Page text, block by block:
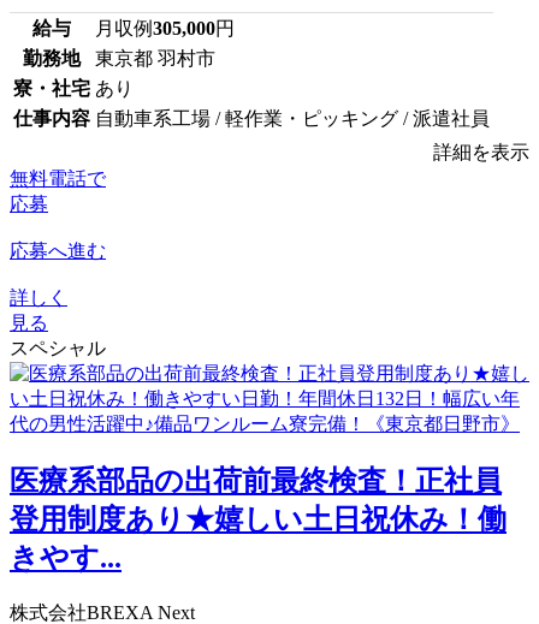
給与 月収例305,000円
勤務地
東京都 羽村市
寮・社宅 あり
仕事内容 自動車系工場 / 軽作業・ピッキング / 派遣社員
詳細を表示
無料電話で
応募
応募へ進む
詳しく
見る
スペシャル
医療系部品の出荷前最終検査！正社員
登用制度あり★嬉しい土日祝休み！働
きやす...
株式会社BREXA Next